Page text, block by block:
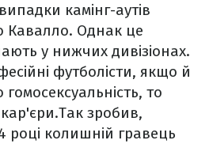
камінг-аутів
Кавалло. Однак це
у нижчих дивізіонах.
футболісти, якщо й
то
кар'єри.Так зробив,
році колишній гравець